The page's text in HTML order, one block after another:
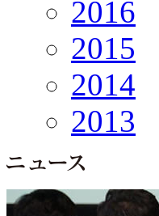
2016
2015
2014
2013